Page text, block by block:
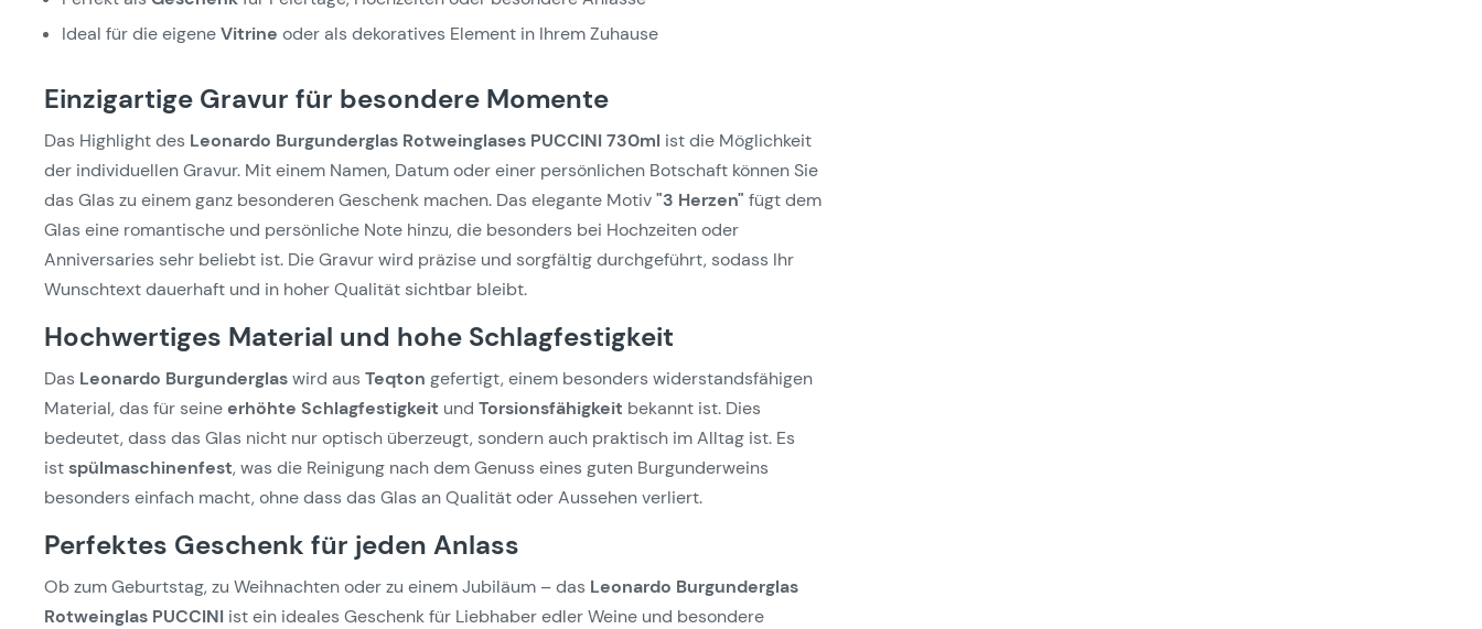
Ideal für die eigeneVitrine oder als dekoratives Element in Ihrem Zuhause
Einzigartige Gravur für besondere Momente
Das Highlight des Leonardo Burgunderglas Rotweinglases PUCCINI 730ml ist die Möglichkeit
der individuellen Gravur. Mit einem Namen, Datum oder einer persönlichen Botschaft können Sie
das Glas zu einem ganz besonderen Geschenk machen. Das elegante Motiv"3 Herzen" fügt dem
Glas eine romantische und persönliche Note hinzu, die besonders bei Hochzeiten oder
Anniversaries sehr beliebt ist. Die Gravur wird präzise und sorgfältig durchgeführt, sodass Ihr
Wunschtext dauerhaft und in hoher Qualität sichtbar bleibt.
Hochwertiges Material und hohe Schlagfestigkeit
Das Leonardo Burgunderglaswird aus Teqton gefertigt, einem besonders widerstandsfähigen
Material, das für seineerhöhte Schlagfestigkeit und Torsionsfähigkeit bekannt ist. Dies
bedeutet, dass das Glas nicht nur optisch überzeugt, sondern auch praktisch im Alltag ist. Es
istspülmaschinenfest, was die Reinigung nach dem Genuss eines guten Burgunderweins
besonders einfach macht, ohne dass das Glas an Qualität oder Aussehen verliert.
Perfektes Geschenk für jeden Anlass
Ob zum Geburtstag, zu Weihnachten oder zu einem Jubiläum – das Leonardo Burgunderglas
Rotweinglas PUCCINI ist ein ideales Geschenk für Liebhaber edler Weine und besondere